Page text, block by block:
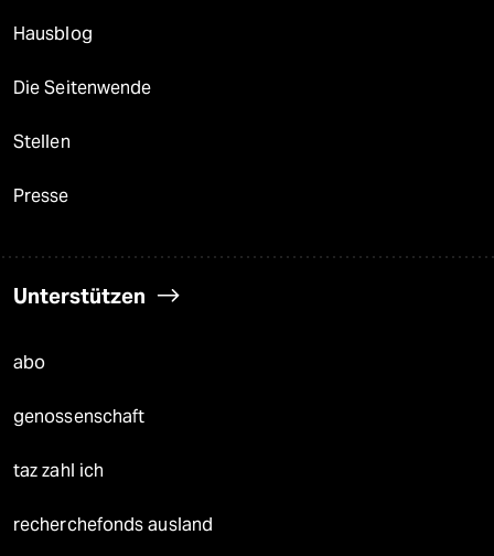
Hausblog
Die Seitenwende
Stellen
Presse
Unterstützen
abo
genossenschaft
taz zahl ich
recherchefonds ausland